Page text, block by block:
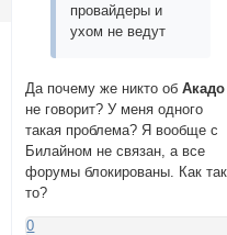
провайдеры и
ухом не ведут
Да почему же никто обАкадо
не говорит? У меня одного
такая проблема? Я вообще с
Билайном не связан, а все
форумы блокированы. Как
то?
0